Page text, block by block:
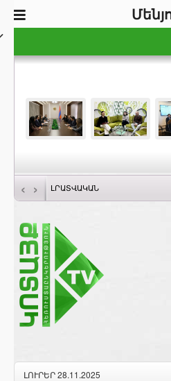
‹ › ԼՐԱՏՎԱԿԱՆ
ԼՈՒՐԵՐ 28.11.2025